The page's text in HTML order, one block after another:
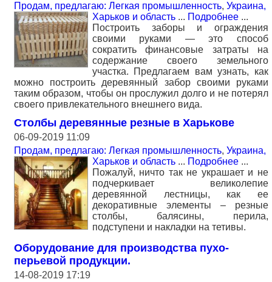
Продам, предлагаю: Легкая промышленность, Украина,
Харьков и область ... Подробнее ...
Построить заборы и ограждения
своими руками — это способ
сократить финансовые затраты на
содержание своего земельного
участка. Предлагаем вам узнать, как
можно построить деревянный забор своими руками
таким образом, чтобы он прослужил долго и не потерял
своего привлекательного внешнего вида.
Столбы деревянные резные в Харькове
06-09-2019 11:09
Продам, предлагаю: Легкая промышленность, Украина,
Харьков и область ... Подробнее ...
Пожалуй, ничто так не украшает и не
подчеркивает великолепие
деревянной лестницы, как ее
декоративные элементы – резные
столбы, балясины, перила,
подступени и накладки на тетивы.
Оборудование для производства пухо-
перьевой продукции.
14-08-2019 17:19